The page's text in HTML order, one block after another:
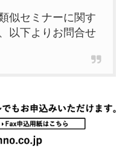
似セミナーに関す
以下よりお問合せ